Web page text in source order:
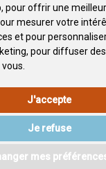
, pour offrir une
mesurer votre
et pour
, pour diffuser
J'accepte
Je refuse
mes
POLITIQUE
COOKIES
Tenerife . Todos los derechos